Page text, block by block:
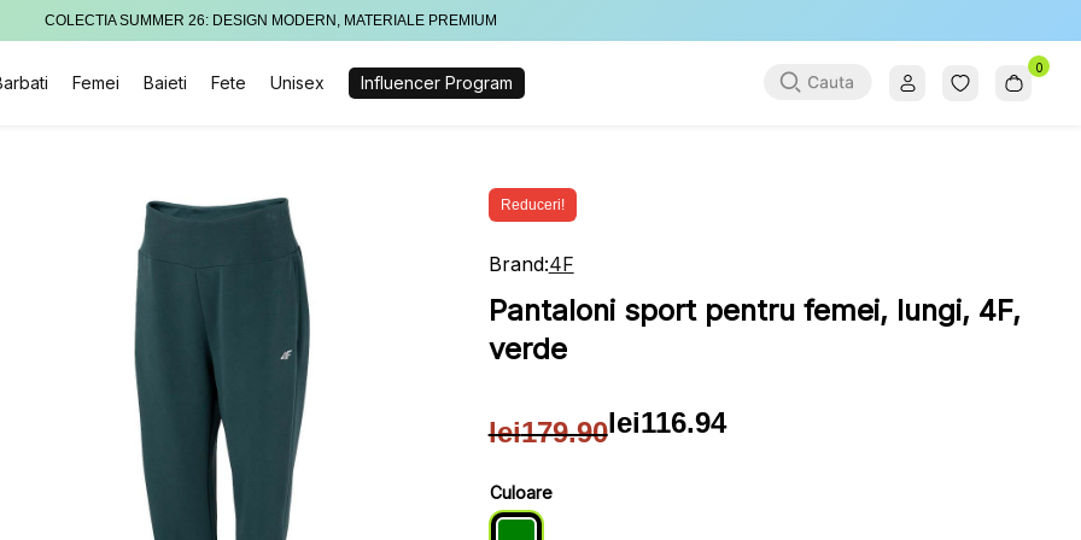
COLECTIA SUMMER 26: DESIGN MODERN, MATERIALE PREMIUM
Femei Baieti Fete Unisex Influencer Program
0
Reduceri!
Brand:4F
Pantaloni sport pentru femei, lungi, 4F,
verde
lei179.90
Prețul
a
lei116.94
Prețul
este:
Culoare